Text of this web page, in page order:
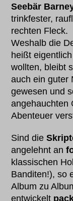
Seebär
trinkfester,
rechten Fleck.
Weshalb die
heißt
wollten, bleibt
auch ein guter
gewesen und
angehauchten
Abenteuer
Sind die
angelehnt an
klassischen
Banditen!), so
Album zu
entwickelt